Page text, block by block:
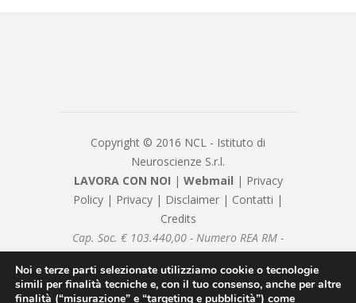
Copyright © 2016 NCL - Istituto di
Neuroscienze S.r.l.
LAVORA CON NOI | Webmail | Privacy
Policy | Privacy | Disclaimer | Contatti |
Credits
Cap. Soc. € 103.440,00 - Numero REA RM -
1082377 - P.IVA/Cod. Fiscale 08239981007 -
nclsrl@pec.it - Sottoposto alla direzione e
coordinamento di Neuromed SpA
Noi e terze parti selezionate utilizziamo cookie o tecnologie
simili per finalità tecniche e, con il tuo consenso, anche per altre
finalità (“misurazione” e “targeting e pubblicità”) come